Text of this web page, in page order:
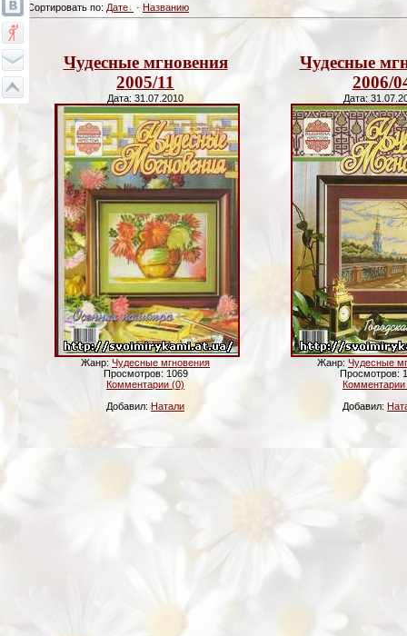
Сортировать по: Дате · Названию
Чудесные мгновения
2005/11
Дата: 31.07.2010
Жанр: Чудесные мгновения
Просмотров: 1069
Комментарии (0)
Добавил: Натали
Чудесные
2006/
Дата:
Жанр: Чудесные
Просмотров:
Комментарии
Добавил: